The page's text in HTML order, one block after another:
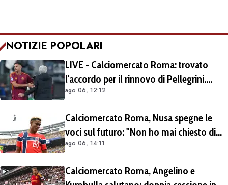
NOTIZIE POPOLARI
LIVE - Calciomercato Roma: trovato
l'accordo per il rinnovo di Pellegrini.
Prolungamento di un solo anno
ago 06, 12:12
Calciomercato Roma, Nusa spegne le
voci sul futuro: "Non ho mai chiesto di
lasciare il Lipsia. I media possono scrivere
ago 06, 14:11
Calciomercato Roma, Angelino e